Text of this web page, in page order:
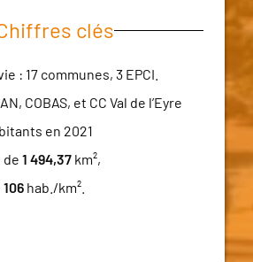
clés
: 17 communes, 3 EPCI.
COBAS, et CC Val de l’Eyre
en 2021
1 494,37 km²,
106 hab./km².